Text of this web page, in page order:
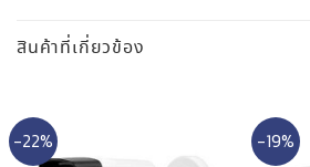
สินค้าที่เกี่ยวข้อง
-22% -19%